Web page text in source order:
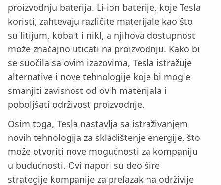
proizvodnju baterija. Li-ion baterije, koje Tesla
koristi, zahtevaju različite materijale kao što
su litijum, kobalt i nikl, a njihova dostupnost
može značajno uticati na proizvodnju. Kako bi
se suočila sa ovim izazovima, Tesla istražuje
alternative i nove tehnologije koje bi mogle
smanjiti zavisnost od ovih materijala i
poboljšati održivost proizvodnje.
Osim toga, Tesla nastavlja sa istraživanjem
novih tehnologija za skladištenje energije, što
može otvoriti nove mogućnosti za kompaniju
u budućnosti. Ovi napori su deo šire
strategije kompanije za prelazak na održivije